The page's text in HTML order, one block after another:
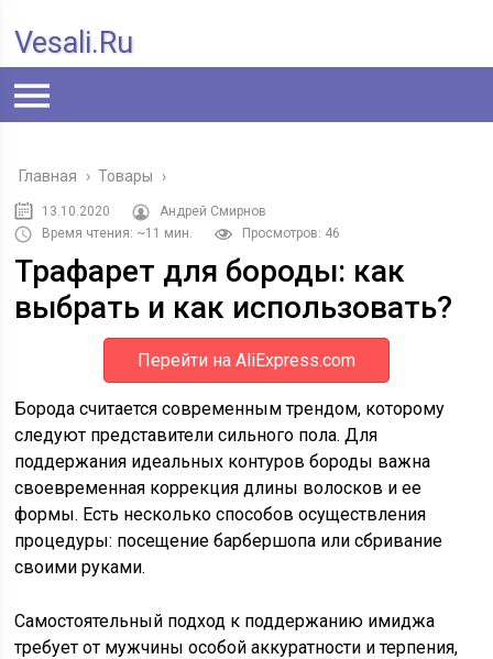
Vesali.ru
Главная › Товары ›
13.10.2020
Андрей Смирнов
Время чтения: ~11 мин.
Просмотров: 46
Трафарет для бороды: как
выбрать и как использовать?
Перейти на AliExpress.com
Борода считается современным трендом, которому
следуют представители сильного пола. Для
поддержания идеальных контуров бороды важна
своевременная коррекция длины волосков и ее
формы. Есть несколько способов осуществления
процедуры: посещение барбершопа или сбривание
своими руками.
Самостоятельный подход к поддержанию имиджа
требует от мужчины особой аккуратности и терпения,